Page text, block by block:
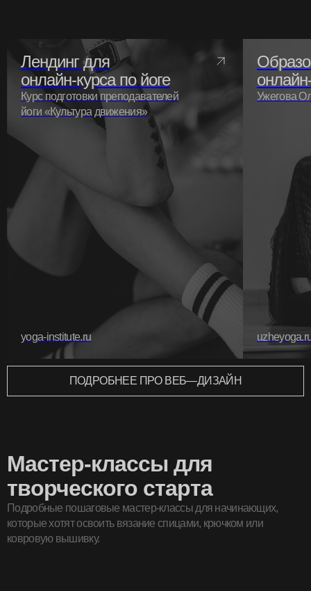
Лендинг для
онлайн-курса по йоге
Курс подготовки преподавателей
йоги «Культура движения»
yoga-institute.ru
Ужегова
ПОДРОБНЕЕ ПРО ВЕБ—ДИЗАЙН
Мастер-классы для
творческого старта
Подробные пошаговые мастер-классы для начинающих,
которые хотят освоить вязание спицами, крючком или
ковровую вышивку.